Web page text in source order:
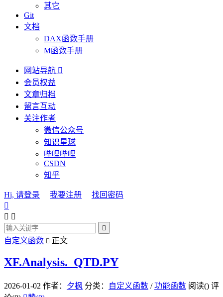
其它
Git
文档
DAX函数手册
M函数手册
网站导航 
会员权益
文章归档
留言互动
关注作者
微信公众号
知识星球
哔哩哔哩
CSDN
知乎
Hi, 请登录 我要注册
找回密码

 

自定义函数  正文
XF.Analysis._QTD.PY
2026-01-02 作者： 夕枫 分类： 自定义函数 /功能函数 阅读() 评